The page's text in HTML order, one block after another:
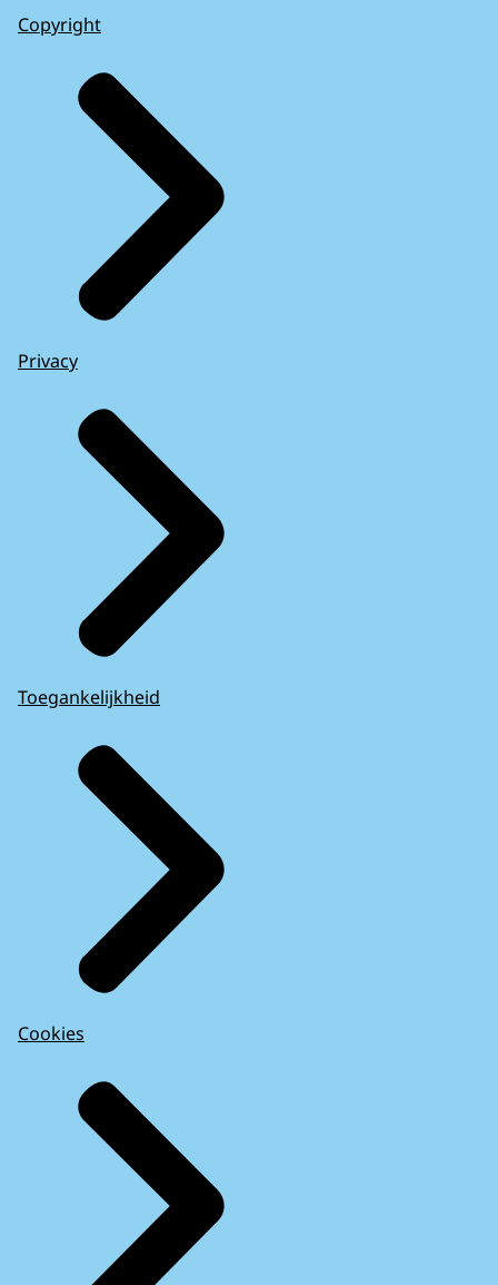
Copyright
Privacy
Toegankelijkheid
Cookies